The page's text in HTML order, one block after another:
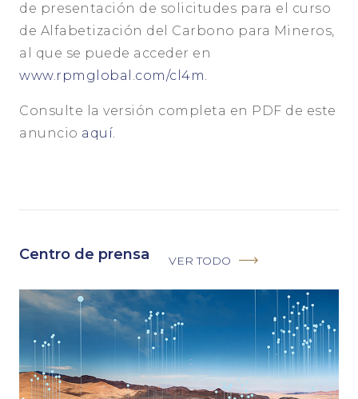
de presentación de solicitudes para el curso
de Alfabetización del Carbono para Mineros,
al que se puede acceder en
www.rpmglobal.com/cl4m.
Consulte la versión completa en PDF de este
anuncio aquí.
Centro de prensa VER TODO